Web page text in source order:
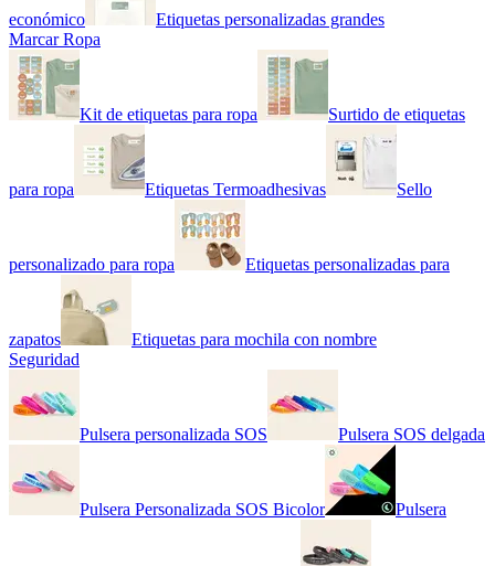
económico
Etiquetas personalizadas grandes
Marcar Ropa
Kit de etiquetas para ropa Surtido de etiquetas
para ropa Etiquetas Termoadhesivas Sello
personalizado para ropa Etiquetas personalizadas para
zapatos
Etiquetas para mochila con nombre
Seguridad
Pulsera personalizada SOS Pulsera SOS delgada
Pulsera Personalizada SOS Bicolor Pulsera